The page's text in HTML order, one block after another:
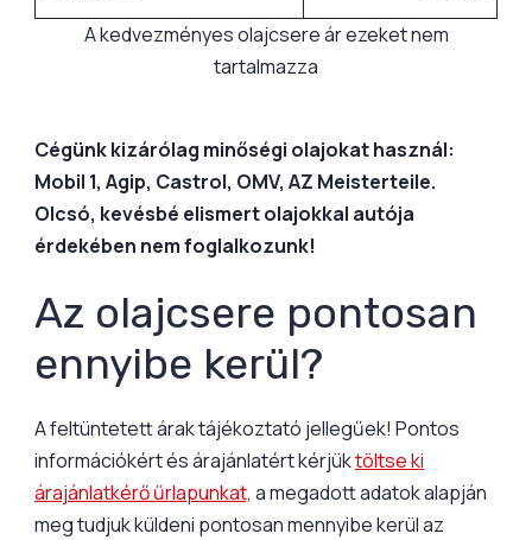
A kedvezményes olajcsere ár ezeket nem
tartalmazza
Cégünk kizárólag minőségi olajokat használ:
Mobil 1, Agip, Castrol, OMV, AZ Meisterteile.
Olcsó, kevésbé elismert olajokkal autója
érdekében nem foglalkozunk!
Az olajcsere pontosan
ennyibe kerül?
A feltüntetett árak tájékoztató jellegűek! Pontos
információkért és árajánlatért kérjüktöltse ki
árajánlatkérő űrlapunkat, a megadott adatok alapján
meg tudjuk küldeni pontosan mennyibe kerül az